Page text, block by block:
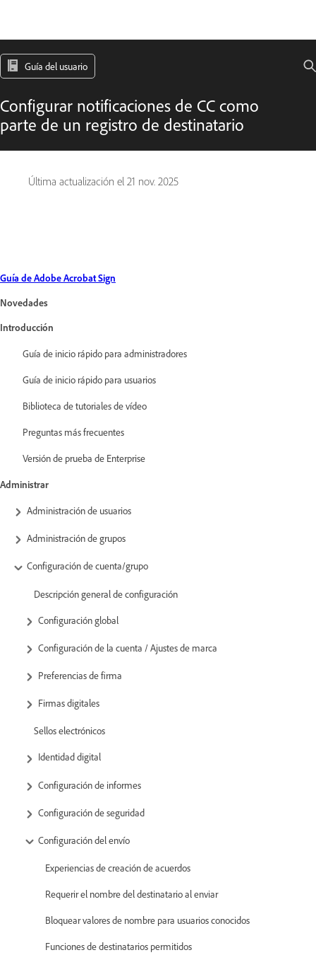
Guía del usuario
Configurar notificaciones de CC como
parte de un registro de destinatario
Última actualización el 21 nov. 2025
Guía de Adobe Acrobat Sign
Novedades
Introducción
Guía de inicio rápido para administradores
Guía de inicio rápido para usuarios
Biblioteca de tutoriales de vídeo
Preguntas más frecuentes
Versión de prueba de Enterprise
Administrar
Administración de usuarios
Administración de grupos
Configuración de cuenta/grupo
Descripción general de configuración
Configuración global
Configuración de la cuenta / Ajustes de marca
Preferencias de firma
Firmas digitales
Sellos electrónicos
Identidad digital
Configuración de informes
Configuración de seguridad
Configuración del envío
Experiencias de creación de acuerdos
Requerir el nombre del destinatario al enviar
Bloquear valores de nombre para usuarios conocidos
Funciones de destinatarios permitidos